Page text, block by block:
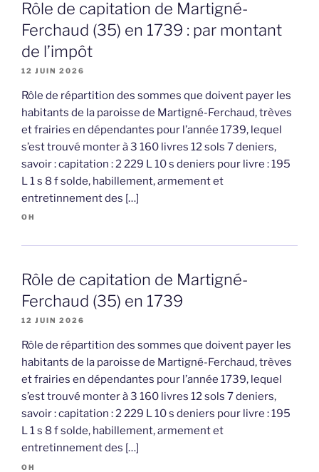
Rôle de capitation de Martigné-
Ferchaud (35) en 1739 : par montant
de l’impôt
12 JUIN 2026
Rôle de répartition des sommes que doivent payer les
habitants de la paroisse de Martigné-Ferchaud, trèves
et frairies en dépendantes pour l’année 1739, lequel
s’est trouvé monter à 3 160 livres 12 sols 7 deniers,
savoir : capitation : 2 229 L 10 s deniers pour livre : 195
L 1 s 8 f solde, habillement, armement et
entretinnement des […]
OH
Rôle de capitation de Martigné-
Ferchaud (35) en 1739
12 JUIN 2026
Rôle de répartition des sommes que doivent payer les
habitants de la paroisse de Martigné-Ferchaud, trèves
et frairies en dépendantes pour l’année 1739, lequel
s’est trouvé monter à 3 160 livres 12 sols 7 deniers,
savoir : capitation : 2 229 L 10 s deniers pour livre : 195
L 1 s 8 f solde, habillement, armement et
entretinnement des […]
OH